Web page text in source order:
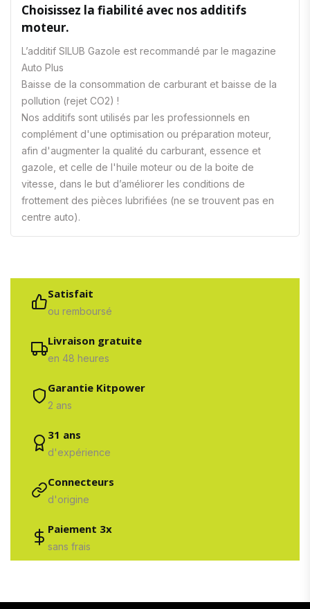
Choisissez la fiabilité avec nos additifs
moteur.
L’additif SILUB Gazole est recommandé par le magazine
Auto Plus
Baisse de la consommation de carburant et baisse de la
pollution (rejet CO2) !
Nos additifs sont utilisés par les professionnels en
complément d'une optimisation ou préparation moteur,
afin d'augmenter la qualité du carburant, essence et
gazole, et celle de l'huile moteur ou de la boite de
vitesse, dans le but d’améliorer les conditions de
frottement des pièces lubrifiées (ne se trouvent pas en
centre auto).
Satisfait
ou remboursé
Livraison gratuite
en 48 heures
Garantie Kitpower
2 ans
31 ans
d'expérience
Connecteurs
d'origine
Paiement 3x
sans frais